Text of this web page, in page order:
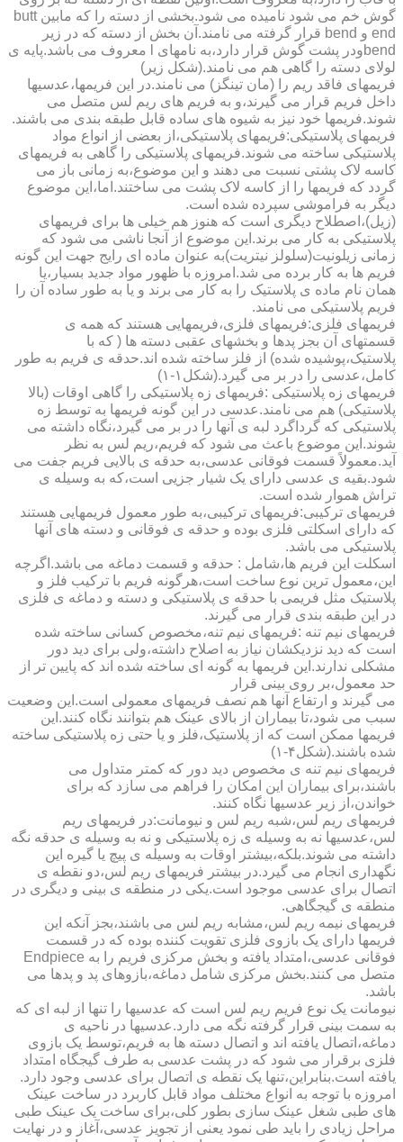
گوش خم می شود نامیده می شود.بخشی از دسته را که مابین butt
end و bend قرار گرفته می نامند.آن بخش از دسته که در زیر
bendودر پشت گوش قرار دارد،به نامهای l معروف می باشد.پایه ی
لولای دسته را گاهی هم می نامند.(شکل زیر)
فریمهای فاقد ریم را (مان تینگز) می نامند.در این فریمها،عدسیها
داخل فریم قرار می گیرند،و به فریم های ریم لس متصل می
شوند.فریمها خود نیز به شیوه های ساده قابل طبقه بندی می باشند.
فریمهای پلاستیکی:فریمهای پلاستیکی،از بعضی از انواع مواد
پلاستیکی ساخته می شوند.فریمهای پلاستیکی را گاهی به فریمهای
کاسه لاک پشتی نسبت می دهند و این موضوع،به زمانی باز می
گردد که فریمها را از کاسه لاک پشت می ساختند.اما،این موضوع
دیگر به فراموشی سپرده شده است.
(زیل)،اصطلاح دیگری است که هنوز هم خیلی ها برای فریمهای
پلاستیکی به کار می برند.این موضوع از آنجا ناشی می شود که
زمانی زیلونیت(سلولز نیتریت)به عنوان ماده ای رایج جهت این گونه
فریم ها به کار برده می شد.امروزه با ظهور مواد جدید بسیار،یا
همان نام ماده ی پلاستیک را به کار می برند و یا به طور ساده آن را
فریم پلاستیکی می نامند.
فریمهای فلزی:فریمهای فلزی،فریمهایی هستند که همه ی
قسمتهای آن بجز پدها و بخشهای عقبی دسته ها ( که با
پلاستیک،پوشیده شده) از فلز ساخته شده اند.حدقه ی فریم به طور
کامل،عدسی را در بر می گیرد.(شکل۱-۱)
فریمهای زه پلاستیکی :فریمهای زه پلاستیکی را گاهی اوقات (بالا
پلاستیکی) هم می نامند.عدسی در این گونه فریمها به توسط زه
پلاستیکی که گرداگرد لبه ی آنها را در بر می گیرد،نگاه داشته می
شوند.این موضوع باعث می شود که فریم،ریم لس به نظر
آید.معمولاً قسمت فوقانی عدسی،به حدقه ی بالایی فریم جفت می
شود.بقیه ی عدسی دارای یک شیار جزیی است،که به وسیله ی
تراش هموار شده است.
فریمهای ترکیبی:فریمهای ترکیبی،به طور معمول فریمهایی هستند
که دارای اسکلتی فلزی بوده و حدقه ی فوقانی و دسته های آنها
پلاستیکی می باشد.
اسکلت این فریم ها،شامل : حدقه و قسمت دماغه می باشد.اگرچه
این،معمول ترین نوع ساخت است،هرگونه فریم با ترکیب فلز و
پلاستیک مثل فریمی با حدقه ی پلاستیکی و دسته و دماغه ی فلزی
در این طبقه بندی قرار می گیرند.
فریمهای نیم تنه :فریمهای نیم تنه،مخصوص کسانی ساخته شده
است که دید نزدیکشان نیاز به اصلاح داشته،ولی برای دید دور
مشکلی ندارند.این فریمها به گونه ای ساخته شده اند که پایین تر از
حد معمول،بر روی بینی قرار
می گیرند و ارتفاع آنها هم نصف فریمهای معمولی است.این وضعیت
سبب می شود،تا بیماران از بالای عینک هم بتوانند نگاه کنند.این
فریمها ممکن است که از پلاستیک،فلز و یا حتی زه پلاستیکی ساخته
شده باشند.(شکل۴-۱)
فریمهای نیم تنه ی مخصوص دید دور که کمتر متداول می
باشند،برای بیماران این امکان را فراهم می سازد که برای
خواندن،از زیر عدسیها نگاه کنند.
فریمهای ریم لس،شبه ریم لس و نیومانت:در فریمهای ریم
لس،عدسیها نه به وسیله ی زه پلاستیکی و نه به وسیله ی حدقه نگه
داشته می شوند.بلکه،بیشتر اوقات به وسیله ی پیچ یا گیره این
نگهداری انجام می گیرد.در بیشتر فریمهای ریم لس،دو نقطه ی
اتصال برای عدسی موجود است.یکی در منطقه ی بینی و دیگری در
منطقه ی گیجگاهی.
فریمهای نیمه ریم لس،مشابه ریم لس می باشند،بجز آنکه این
فریمها دارای یک بازوی فلزی تقویت کننده بوده که در قسمت
فوقانی عدسی،امتداد یافته و بخش مرکزی فریم را به Endpiece
متصل می کنند.بخش مرکزی شامل دماغه،بازوهای پد و پدها می
باشد.
نیومانت یک نوع فریم ریم لس است که عدسیها را تنها از لبه ای که
به سمت بینی قرار گرفته نگه می دارد.عدسیها در ناحیه ی
دماغه،اتصال یافته اند و اتصال دسته ها به فریم،توسط یک بازوی
فلزی برقرار می شود که در پشت عدسی به طرف گیجگاه امتداد
یافته است.بنابراین،تنها یک نقطه ی اتصال برای عدسی وجود دارد.
امروزه با توجه به انواع مختلف مواد قابل کاربرد در ساخت عینک
های طبی شغل عینک سازی بطور کلی،برای ساخت یک عینک طبی
مراحل زیادی را باید طی نمود یعنی از تجویز عدسی،آغاز و در نهایت